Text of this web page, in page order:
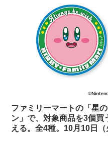
ファミリーマートの「星
ン」で、対象商品を3個買
える。全4種。10月10日（